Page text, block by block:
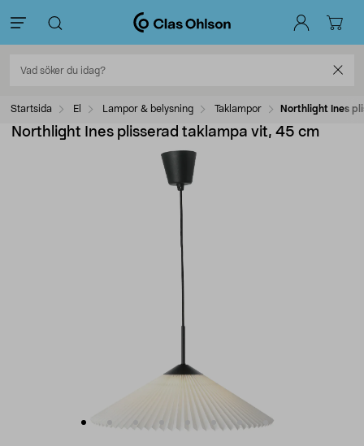
Startsida El Lampor & belysning Taklampor Northlight Ines
Northlight Ines plisserad taklampa vit, 45 cm